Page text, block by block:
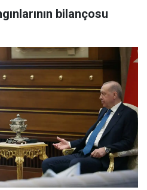
bilançosu